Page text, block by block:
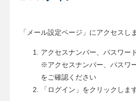
「メール設定ページ」にアクセスし
アクセスナンバー、パスワー
※アクセスナンバー、パスワ
をご確認ください
「ログイン」をクリックしま